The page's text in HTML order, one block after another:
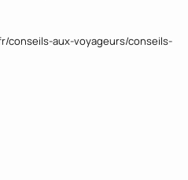
conseils-aux-voyageurs/conseils-